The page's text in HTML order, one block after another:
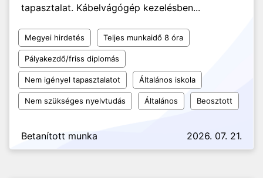
tapasztalat. Kábelvágógép kezelésben...
Megyei hirdetés Teljes munkaidő 8 óra
Pályakezdő/friss diplomás
Nem igényel tapasztalatot Általános iskola
Nem szükséges nyelvtudás Általános Beosztott
Betanított munka 2026. 07. 21.